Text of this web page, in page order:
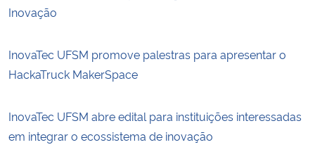
Inovação
InovaTec UFSM promove palestras para apresentar o
HackaTruck MakerSpace
InovaTec UFSM abre edital para instituições interessadas
em integrar o ecossistema de inovação